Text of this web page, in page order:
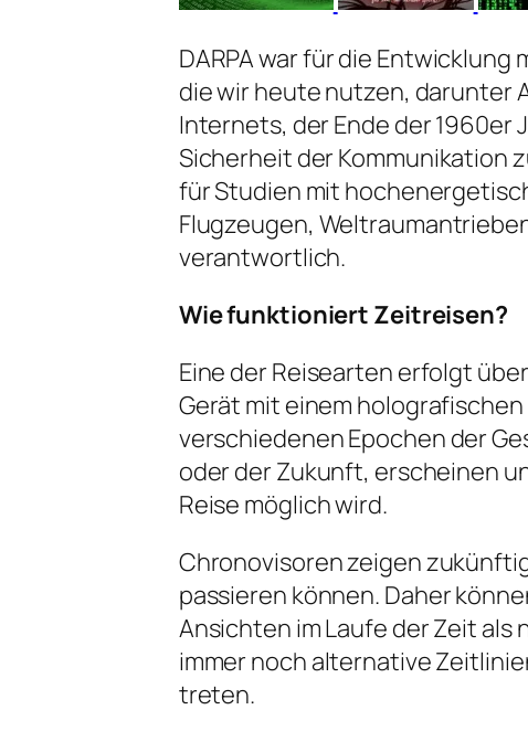
DARPA war für die
die wir heute nutzen, darunter
Internets, der Ende der 1960er
Sicherheit der Kommunikation
für Studien mit
Flugzeugen,
verantwortlich.
Wie funktioniert Zeitreisen?
Eine der Reisearten erfolgt
Gerät mit einem
verschiedenen Epochen der
oder der Zukunft, erscheinen
Reise möglich wird.
Chronovisoren zeigen
passieren können. Daher
Ansichten im Laufe der Zeit
immer noch alternative
treten.